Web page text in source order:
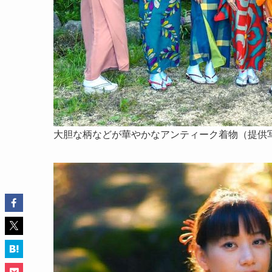
大胆な柄などが華やかなアンティーク着物（提供